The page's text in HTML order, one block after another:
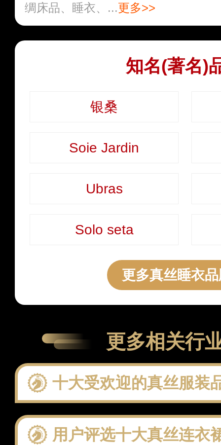
绸床品、睡衣、...更多>>
知名(著名)
银桑
Soie Jardin
Ubras
Solo seta
更多真丝睡衣
更多相关行
十大受欢迎的真丝服装品牌 这些
用户评选十大真丝连衣裙品牌：聚